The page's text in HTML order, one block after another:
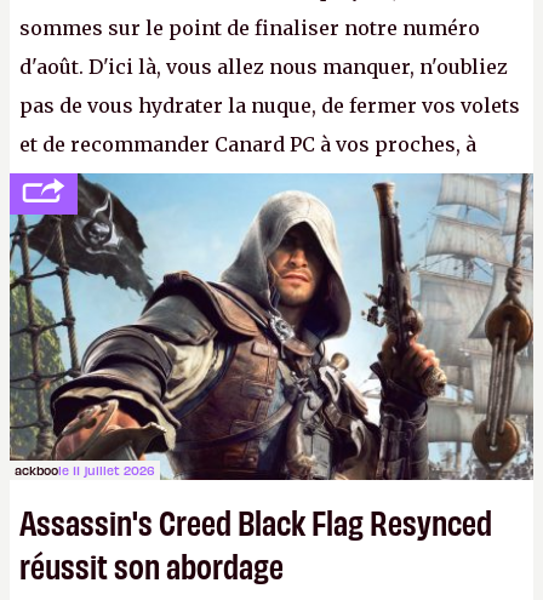
sommes sur le point de finaliser notre numéro
d'août. D'ici là, vous allez nous manquer, n'oubliez
pas de vous hydrater la nuque, de fermer vos volets
et de recommander Canard PC à vos proches, à
votre famille et aux inconnus que vous croisez
dans la rue. Bon été à tous ! –ER.
ackboole 11 juillet 2026
Assassin's Creed Black Flag Resynced
réussit son abordage